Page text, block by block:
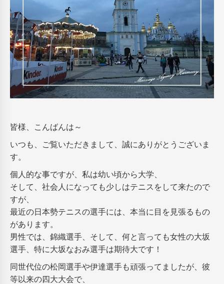
皆様、こんばんは～
いつも、ご覧いただきまして、誠にありがとうございま
す。
個人的な事ですが、私は幼い頃から大学、
そして、社会人になっても少しはテニスをして来たので
すが、
最近の日本勢テニスの選手には、本当に目を見張るもの
があります。
男性では、錦織選手、そして、何と言っても女性の大坂
選手、特に大坂なおみ選手は期待大です！
同世代位の松岡選手や伊達選手も頑張ってましたが、彼
等以来の四大大会で、